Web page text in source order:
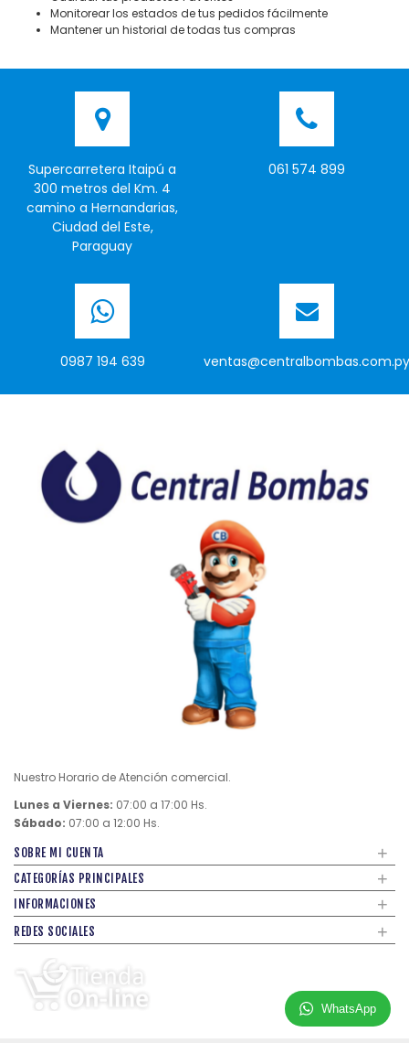
Monitorear los estados de tus pedidos fácilmente
Mantener un historial de todas tus compras
Supercarretera Itaipú a
300 metros del Km. 4
camino a Hernandarias,
Ciudad del Este,
Paraguay
061 574 899
0987 194 639 ventas@centralbombas.com.py
Nuestro Horario de Atención comercial.
Lunes a Viernes: 07:00 a 17:00 Hs.
Sábado: 07:00 a 12:00 Hs.
SOBRE MI CUENTA +
CATEGORÍAS PRINCIPALES +
INFORMACIONES +
REDES SOCIALES +
WhatsApp